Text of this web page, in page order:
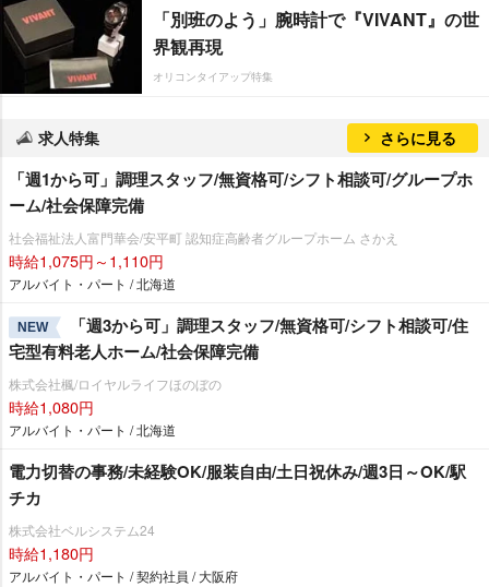
「別班のよう」腕時計で『VIVANT』の世
界観再現
オリコンタイアップ特集
求人特集 さらに見る
「週1から可」調理スタッフ/無資格可/シフト相談可/グループホ
ーム/社会保障完備
社会福祉法人富門華会/安平町 認知症高齢者グループホーム さかえ
時給1,075円～1,110円
アルバイト・パート / 北海道
NEW
「週3から可」調理スタッフ/無資格可/シフト相談可/住
宅型有料老人ホーム/社会保障完備
株式会社楓/ロイヤルライフほのぼの
時給1,080円
アルバイト・パート / 北海道
電力切替の事務/未経験OK/服装自由/土日祝休み/週3日～OK/駅
チカ
株式会社ベルシステム24
時給1,180円
アルバイト・パート / 契約社員 / 大阪府